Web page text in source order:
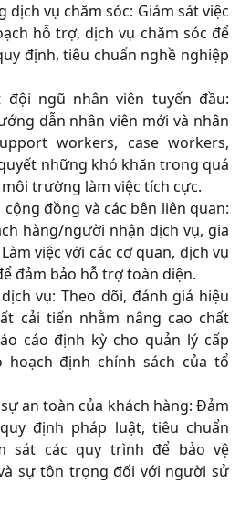
dịch vụ chăm sóc: Giám sát việc
hỗ trợ, dịch vụ chăm sóc để
định, tiêu chuẩn nghề nghiệp
ngũ nhân viên tuyến đầu:
dẫn nhân viên mới và nhân
workers, case workers,
những khó khăn trong quá
trường làm việc tích cực.
đồng và các bên liên quan:
hàng/người nhận dịch vụ, gia
việc với các cơ quan, dịch vụ
đảm bảo hỗ trợ toàn diện.
vụ: Theo dõi, đánh giá hiệu
cải tiến nhằm nâng cao chất
cáo định kỳ cho quản lý cấp
hoạch định chính sách của tổ
an toàn của khách hàng: Đảm
định pháp luật, tiêu chuẩn
sát các quy trình để bảo vệ
sự tôn trọng đối với người sử